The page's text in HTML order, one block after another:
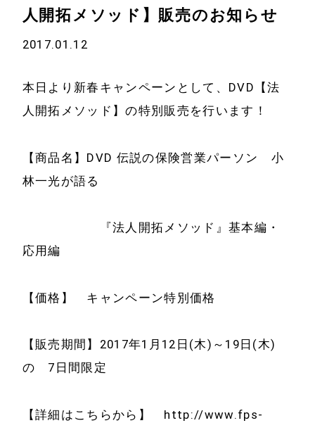
人開拓メソッド】販売のお知らせ
2017.01.12
本日より新春キャンペーンとして、DVD【法
人開拓メソッド】の特別販売を行います！
【商品名】DVD 伝説の保険営業パーソン 小
林一光が語る
『法人開拓メソッド』基本編・
応用編
【価格】 キャンペーン特別価格
【販売期間】2017年1月12日(木)～19日(木)
の 7日間限定
【詳細はこちらから】 http://www.fps-